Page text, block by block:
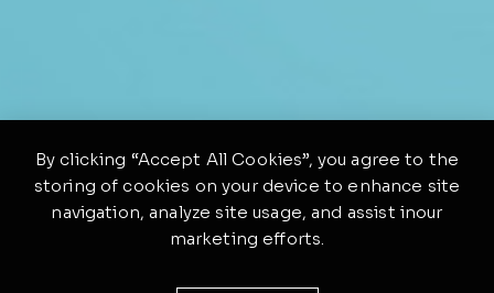
By clicking “Accept All Cookies”, you agree to the
storing of cookies on your device to enhance site
navigation, analyze site usage, and assist inour
marketing efforts.